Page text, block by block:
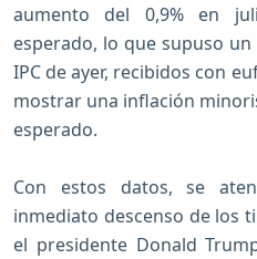
aumento del 0,9% en
esperado, lo que supuso
IPC de ayer, recibidos con
mostrar una inflación
esperado.
Con estos datos, se
inmediato descenso de los
el presidente Donald